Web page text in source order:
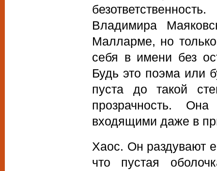
Владимира
Малларме, но
себя в имени без
Будь это поэма или
пуста до такой
прозрачность.
входящими даже в
Хаос. Он раздувают
что пустая